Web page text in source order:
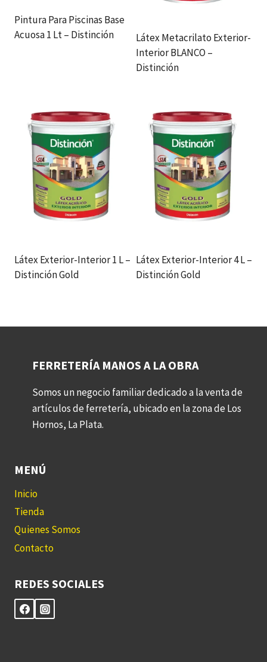
Pintura Para Piscinas Base
Acuosa 1 Lt – Distinción
Látex Metacrilato Exterior-
Interior BLANCO –
Distinción
Látex Exterior-Interior 1 L –
Distinción Gold
Látex Exterior-Interior 4 L –
Distinción Gold
FERRETERÍA MANOS A LA OBRA
Somos un negocio familiar dedicado a la venta de
artículos de ferretería, ubicado en la zona de Los
Hornos, La Plata.
MENÚ
Inicio
Tienda
Quienes Somos
Contacto
REDES SOCIALES